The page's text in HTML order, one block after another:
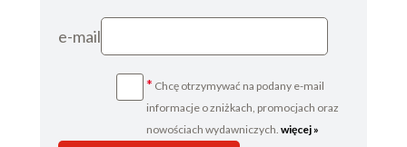
e-mail
* Chcę otrzymywać na podany e-mail
informacje o zniżkach, promocjach oraz
nowościach wydawniczych. więcej »